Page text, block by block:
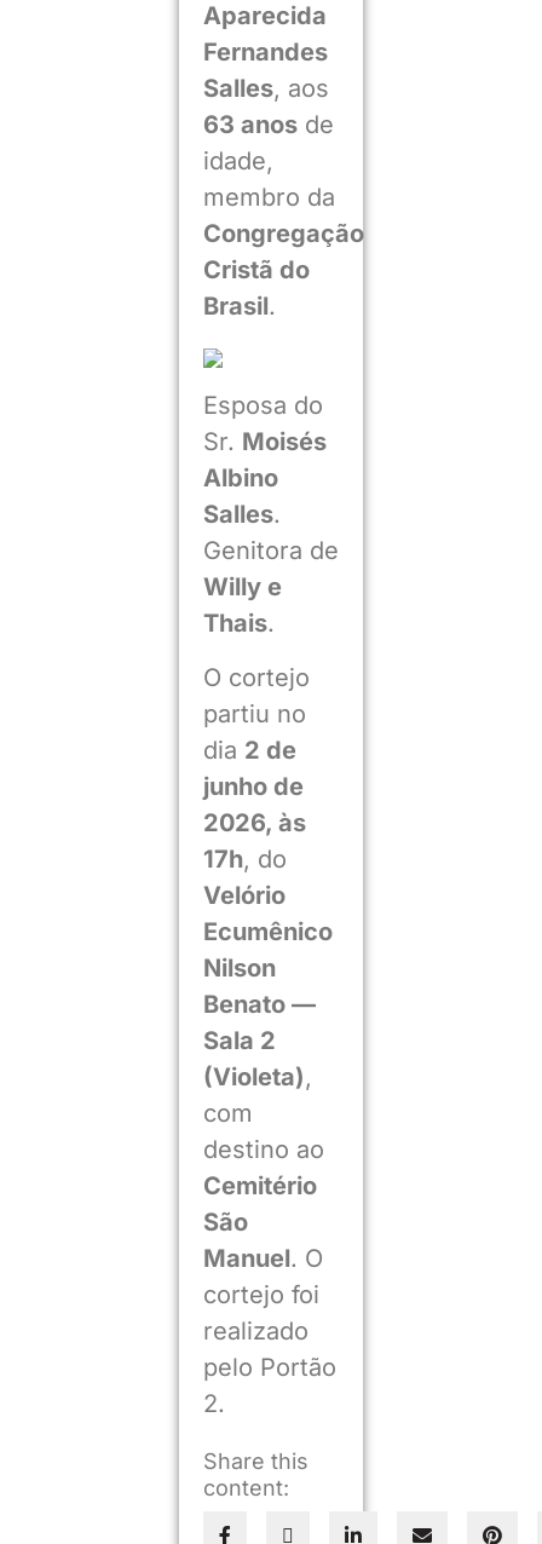
Aparecida
Fernandes
Salles, aos
63 anosde
idade,
membro da
Congregação
Cristã do
Brasil.
Esposa do
Sr. Moisés
Albino
Salles.
Genitora de
Willy e
Thais.
O cortejo
partiu no
dia 2 de
junho de
2026, às
17h, do
Velório
Ecumênico
Nilson
Benato —
Sala 2
(Violeta),
com
destino ao
Cemitério
São
Manuel. O
cortejo foi
realizado
pelo Portão
2.
Share this
content: